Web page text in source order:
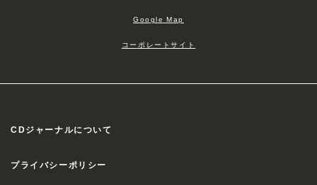
Google Map
コーポレートサイト
CDジャーナルについて
プライバシーポリシー